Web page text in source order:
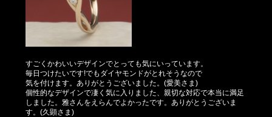
すごくかわいいデザインでとっても気にいっています。
毎日つけたいです!でもダイヤモンドがとれそうなので
気を付けます。ありがとうございました。(愛美さま)
個性的なデザインで凄く気に入りました、親切な対応で本当に満足
しました。雅さんをえらんでよかったです。ありがとうございま
す。(久顕さま)